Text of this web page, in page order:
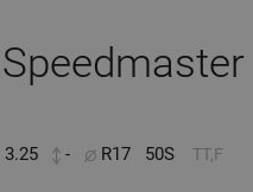
3.25 - R17 50S TT,F